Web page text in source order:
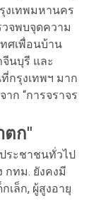
งเทพมหานคร
วจพบจุดความ
ศเพื่อนบ้าน
นบุรี และ
กรุงเทพฯ มาก
ก “การจราจร
ตก"
ระชาชนทั่วไป
กทม. ยังคงมี
เล็ก, ผู้สูงอายุ